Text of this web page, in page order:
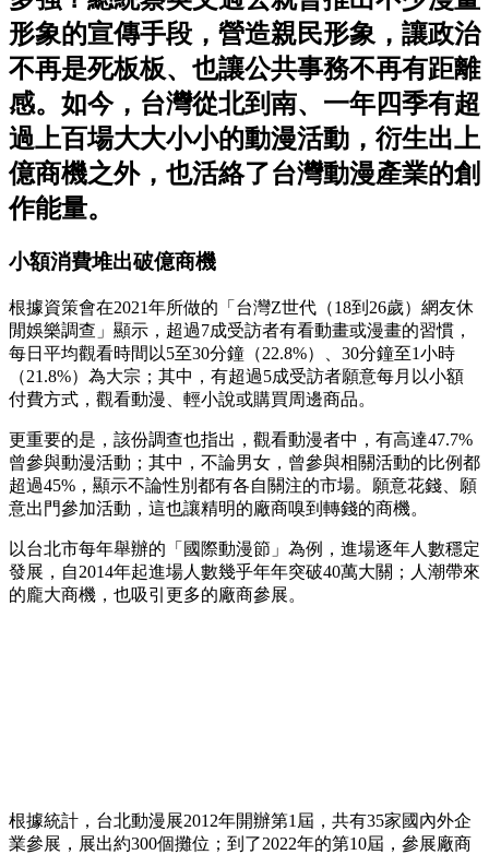
形象的宣傳手段，營造親民形象，讓政治
不再是死板板、也讓公共事務不再有距離
感。如今，台灣從北到南、一年四季有超
過上百場大大小小的動漫活動，衍生出上
億商機之外，也活絡了台灣動漫產業的創
作能量。
小額消費堆出破億商機
根據資策會在2021年所做的「台灣Z世代（18到26歲）網友休
閒娛樂調查」顯示，超過7成受訪者有看動畫或漫畫的習慣，
每日平均觀看時間以5至30分鐘（22.8%）、30分鐘至1小時
（21.8%）為大宗；其中，有超過5成受訪者願意每月以小額
付費方式，觀看動漫、輕小說或購買周邊商品。
更重要的是，該份調查也指出，觀看動漫者中，有高達47.7%
曾參與動漫活動；其中，不論男女，曾參與相關活動的比例都
超過45%，顯示不論性別都有各自關注的市場。願意花錢、願
意出門參加活動，這也讓精明的廠商嗅到轉錢的商機。
以台北市每年舉辦的「國際動漫節」為例，進場逐年人數穩定
發展，自2014年起進場人數幾乎年年突破40萬大關；人潮帶來
的龐大商機，也吸引更多的廠商參展。
根據統計，台北動漫展2012年開辦第1屆，共有35家國內外企
業參展，展出約300個攤位；到了2022年的第10屆，參展廠商